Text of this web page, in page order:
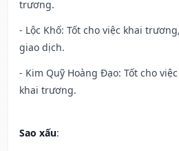
trương.
- Lộc Khố: Tốt cho việc khai
giao dịch.
- Kim Quỹ Hoàng Đạo: Tốt cho
khai trương.
Sao xấu: